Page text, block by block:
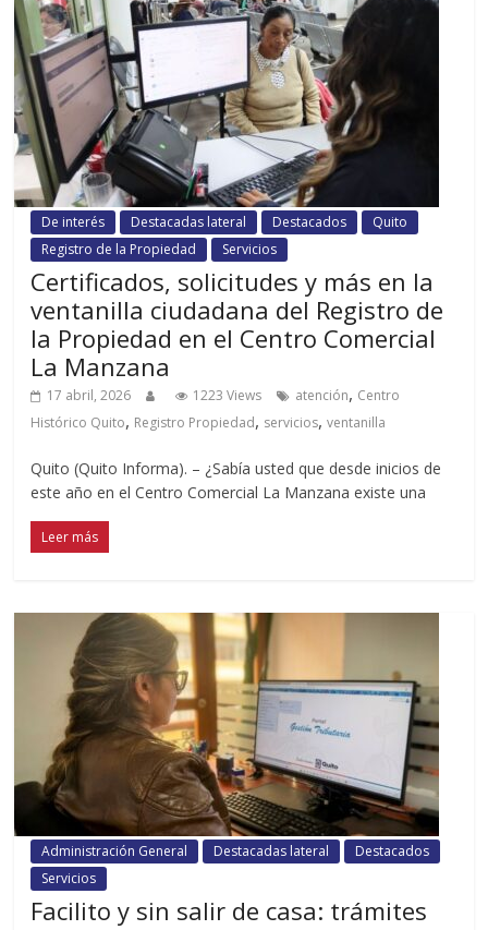
De interés Destacadas lateral Destacados
Quito
Registro de la Propiedad
Servicios
Certificados, solicitudes y más en la
ventanilla ciudadana del Registro de
la Propiedad en el Centro Comercial
La Manzana
17 abril, 2026 1223 Views atención, Centro
Histórico Quito, Registro Propiedad, servicios,ventanilla
Quito (Quito Informa). – ¿Sabía usted que desde inicios de
este año en el Centro Comercial La Manzana existe una
Leer más
Administración General Destacadas lateral
Destacados
Servicios
Facilito y sin salir de casa: trámites